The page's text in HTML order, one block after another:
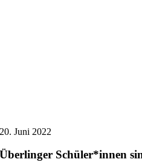
20. Juni 2022
Überlinger Schüler*innen